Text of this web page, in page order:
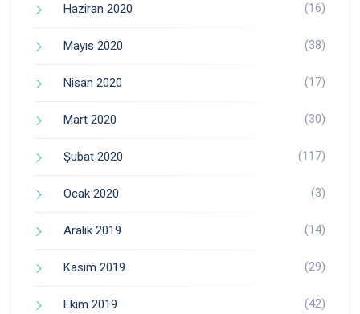
Haziran 2020 (16)
Mayıs 2020 (38)
Nisan 2020 (17)
Mart 2020 (30)
Şubat 2020 (117)
Ocak 2020 (3)
Aralık 2019 (14)
Kasım 2019 (29)
Ekim 2019 (42)